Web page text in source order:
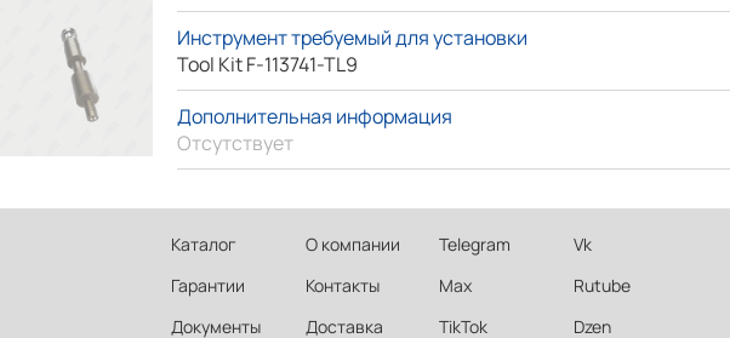
Инструмент требуемый для установки
Tool Kit F-113741-TL9
Дополнительная информация
Отсутствует
Каталог
Гарантии
Документы
О компании
Контакты
Доставка
Telegram
Max
TikTok
Vk
Rutube
Dzen